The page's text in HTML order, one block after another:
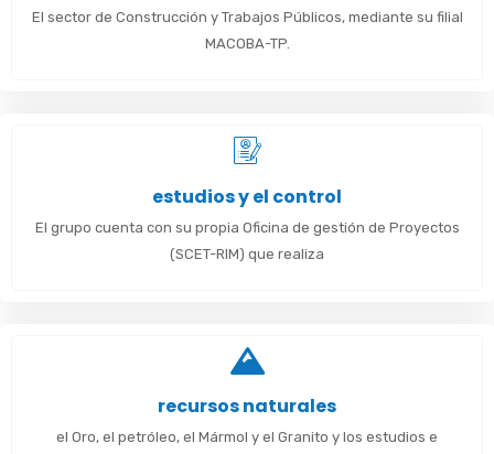
El sector de Construcción y Trabajos Públicos, mediante su filial
MACOBA-TP.
estudios y el control
El grupo cuenta con su propia Oficina de gestión de Proyectos
(SCET-RIM) que realiza
recursos naturales
el Oro, el petróleo, el Mármol y el Granito y los estudios e